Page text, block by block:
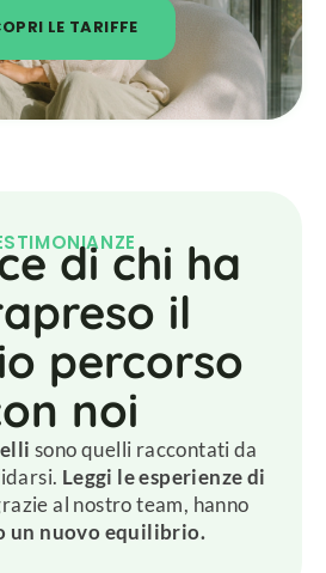
LE TARIFFE
di chi ha
il
percorso
noi
sono quelli raccontati da
Leggi le esperienze di
al nostro team, hanno
un nuovo equilibrio.